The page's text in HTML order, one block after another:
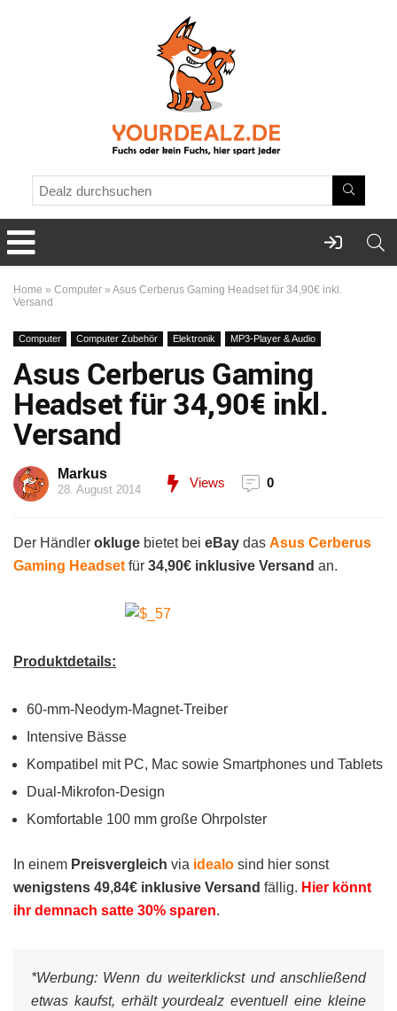
Home » Computer » Asus Cerberus Gaming Headset für 34,90€ inkl.
Versand
Computer Computer Zubehör Elektronik MP3-Player & Audio
Asus Cerberus Gaming
Headset für 34,90€ inkl.
Versand
Markus
28. August 2014 Views 0
Der Händler okluge bietet bei eBay das Asus Cerberus
Gaming Headset für 34,90€ inklusive Versand an.
Produktdetails:
60-mm-Neodym-Magnet-Treiber
Intensive Bässe
Kompatibel mit PC, Mac sowie Smartphones und Tablets
Dual-Mikrofon-Design
Komfortable 100 mm große Ohrpolster
In einem Preisvergleich via idealo sind hier sonst
wenigstens 49,84€ inklusive Versand fällig. Hier könnt
ihr demnach satte 30% sparen.
*Werbung: Wenn du weiterklickst und anschließend
etwas kaufst, erhält yourdealz eventuell eine kleine